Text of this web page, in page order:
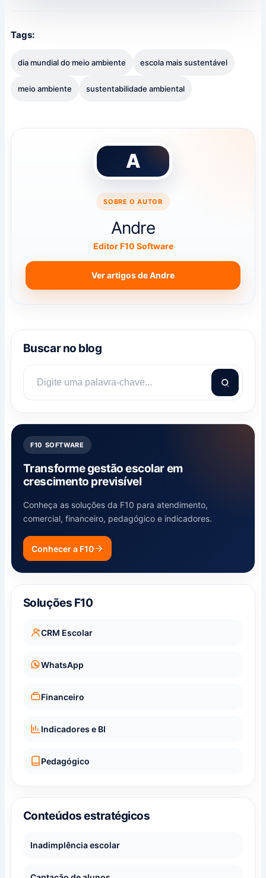
Tags:
dia mundial do meio ambiente escola mais sustentável
meio ambiente sustentabilidade ambiental
A
SOBRE O AUTOR
Andre
Editor F10 Software
Ver artigos de Andre
Buscar no blog
F10 SOFTWARE
Transforme gestão escolar em
crescimento previsível
Conheça as soluções da F10 para atendimento,
comercial, financeiro, pedagógico e indicadores.
Conhecer a F10
Soluções F10
CRM Escolar
WhatsApp
Financeiro
Indicadores e BI
Pedagógico
Conteúdos estratégicos
Inadimplência escolar